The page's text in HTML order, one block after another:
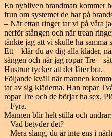
En nybliven brandman kommer
frun om systemet de har på
– När ettan ringer tar vi på våra
nerför stången och när trean
tänkte jag att vi skulle ha samma
Ett – klär du av dig alla kläder,
sängen och när jag ropar Tre –
Hustrun tycker att det låter bra.
Följande kväll när mannen
tar av sig kläderna. Han ropar
ropar Tre och de börjar ha sex.
– Fyra.
Mannen blir helt stilla och undrar:
– Vad betyder det?
– Mera slang, du är inte ens i